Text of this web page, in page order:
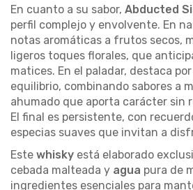
En cuanto a su sabor, Abducted
perfil complejo y envolvente. En
notas aromáticas a frutos secos,
ligeros toques florales, que
matices. En el paladar, destaca
equilibrio, combinando sabores a
ahumado que aporta carácter sin
El final es persistente, con
especias suaves que invitan a
Este whisky está elaborado
cebada malteada y agua pura de
ingredientes esenciales para